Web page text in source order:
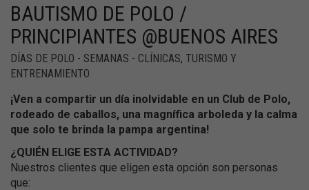
BAUTISMO DE POLO /
PRINCIPIANTES @BUENOS AIRES
DÍAS DE POLO - SEMANAS - CLÍNICAS, TURISMO Y
ENTRENAMIENTO
¡Ven a compartir un día inolvidable en un Club de Polo,
rodeado de caballos, una magnífica arboleda y la calma
que solo te brinda la pampa argentina!
¿QUIÉN ELIGE ESTA ACTIVIDAD?
Nuestros clientes que eligen esta opción son personas
que: